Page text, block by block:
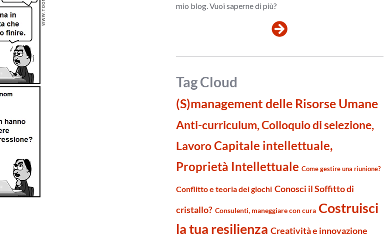
mio blog. Vuoi saperne di più?
Tag Cloud
(S)management delle Risorse Umane
Anti-curriculum, Colloquio di selezione,
LavoroCapitale intellettuale,
Proprietà Intellettuale Come gestire una riunione?
Conflitto e teoria dei giochi Conosci il Soffitto di
cristallo? Consulenti, maneggiare con cura Costruisci
la tua resilienza Creatività e innovazione